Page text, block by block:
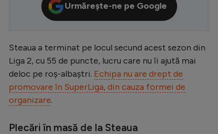
Premier League
Serie A
Bundesliga
Ligue 1
Urmărește-ne pe Google
Steaua a terminat pe locul secund acest sezon din
Liga 2, cu 55 de puncte, lucru care nu îi ajută mai
deloc pe roș-albaștri. Echipa nu are drept de
promovare în SuperLiga, din cauza formei de
organizare.
Plecări în masă de la Steaua